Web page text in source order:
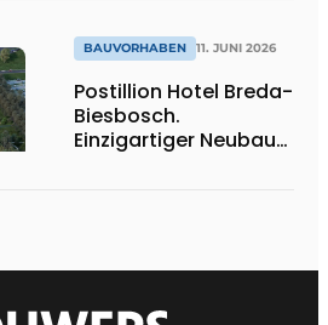
BAUVORHABEN 11. JUNI 2026
Postillion Hotel Breda-
Biesbosch.
Einzigartiger Neubau